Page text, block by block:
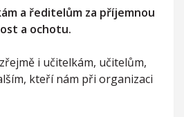
a ředitelům za příjemnou
a ochotu.
i učitelkám, učitelům,
kteří nám při organizaci